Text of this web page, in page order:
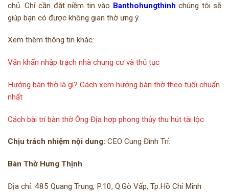
chủ. Chỉ cần đặt niềm tin vào Banthohungthinh chúng tôi sẽ
giúp bạn có được không gian thờ ưng ý.
Xem thêm thông tin khác:
Văn khấn nhập trạch nhà chung cư và thủ tục
Hướng bàn thờ là gì? Cách xem hướng bàn thờ theo tuổi chuẩn
nhất
Cách bài trí bàn thờ Ông Địa hợp phong thủy thu hút tài lộc
Chịu trách nhiệm nội dung: CEO Cung Đình Trí:
Bàn Thờ Hưng Thịnh
Địa chỉ: 485 Quang Trung, P.10, Q.Gò Vấp, Tp.Hồ Chí Minh